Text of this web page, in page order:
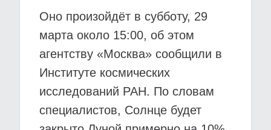
Оно произойдёт в субботу, 29
марта около 15:00, об этом
агентству «Москва» сообщили в
Институте космических
исследований РАН. По словам
специалистов, Солнце будет